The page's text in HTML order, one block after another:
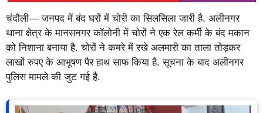
चंदौली— जनपद में बंद घरों में चोरी का सिलसिला जारी है. अलीनगर
थाना क्षेत्र के मानसनगर कॉलोनी में चोरों ने एक रेल कर्मी के बंद मकान
को निशाना बनाया है. चोरों ने कमरे में रखे अलमारी का ताला तोड़कर
लाखों रुपए के आभूषण पैर हाथ साफ किया है. सूचना के बाद अलीनगर
पुलिस मामले की जुट गई है.